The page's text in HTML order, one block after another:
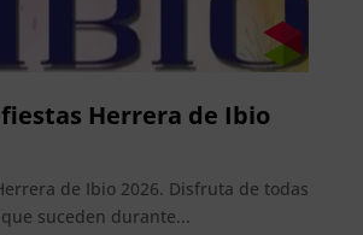
Herrera de Ibio
de Ibio 2026. Disfruta de todas
suceden durante...